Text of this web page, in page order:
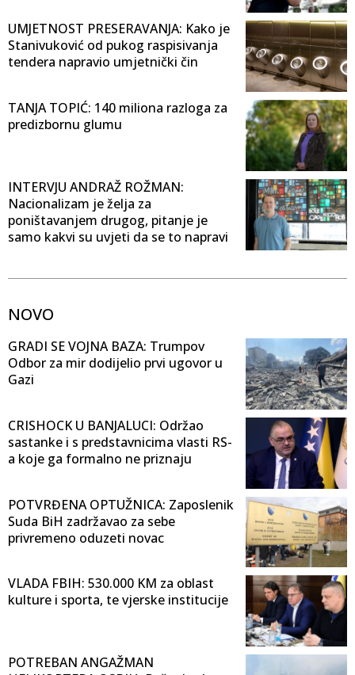
UMJETNOST PRESERAVANJA: Kako je
Stanivuković od pukog raspisivanja
tendera napravio umjetnički čin
TANJA TOPIĆ: 140 miliona razloga za
predizbornu glumu
INTERVJU ANDRAŽ ROŽMAN:
Nacionalizam je želja za
poništavanjem drugog, pitanje je
samo kakvi su uvjeti da se to napravi
NOVO
GRADI SE VOJNA BAZA: Trumpov
Odbor za mir dodijelio prvi ugovor u
Gazi
CRISHOCK U BANJALUCI: Održao
sastanke i s predstavnicima vlasti RS-
a koje ga formalno ne priznaju
POTVRĐENA OPTUŽNICA: Zaposlenik
Suda BiH zadržavao za sebe
privremeno oduzeti novac
VLADA FBIH: 530.000 KM za oblast
kulture i sporta, te vjerske institucije
POTREBAN ANGAŽMAN